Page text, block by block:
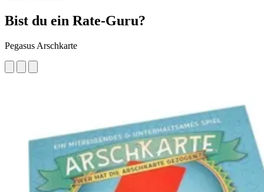
Bist du ein Rate-Guru?
Pegasus Arschkarte